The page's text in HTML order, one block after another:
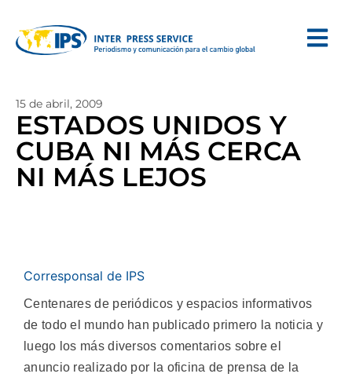
15 de abril, 2009
ESTADOS UNIDOS Y
CUBA NI MÁS CERCA
NI MÁS LEJOS
Corresponsal de IPS
Centenares de periódicos y espacios informativos
de todo el mundo han publicado primero la noticia y
luego los más diversos comentarios sobre el
anuncio realizado por la oficina de prensa de la